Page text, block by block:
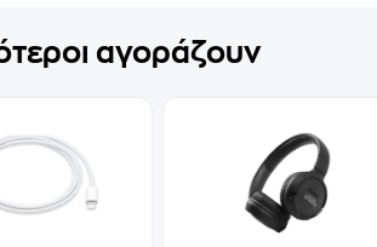
αγοράζουν